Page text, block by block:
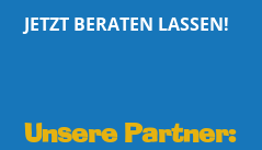
JETZT BERATEN LASSEN!
Unsere Partner: